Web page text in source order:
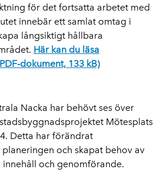
för det fortsatta arbetet med
innebär ett samlat omtag i
långsiktigt hållbara
Här kan du läsa
dokument, 133 kB)
Nacka har behövt ses över
Mötesplats
Detta har förändrat
och skapat behov av
och genomförande.